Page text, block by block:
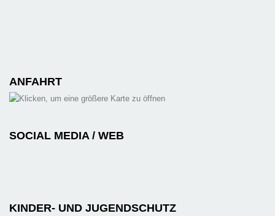
ANFAHRT
SOCIAL MEDIA / WEB
KINDER- UND JUGENDSCHUTZ